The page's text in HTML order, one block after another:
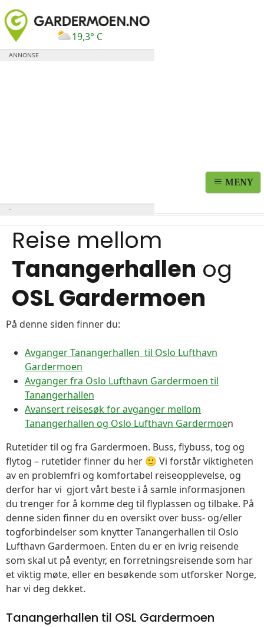
19,3° C
MENY
Reise mellom
Tanangerhallen og
OSL Gardermoen
På denne siden finner du:
Avganger Tanangerhallen til Oslo Lufthavn
Gardermoen
Avganger fra Oslo Lufthavn Gardermoen til
Tanangerhallen
Avansert reisesøk for avganger mellom
Tanangerhallen og Oslo Lufthavn Gardermoen
Rutetider til og fra Gardermoen. Buss, flybuss, tog og
flytog – rutetider finner du her 🙂 Vi forstår viktigheten
av en problemfri og komfortabel reiseopplevelse, og
derfor har vi gjort vårt beste i å samle informasjonen
du trenger for å komme deg til flyplassen og tilbake. På
denne siden finner du en oversikt over buss- og/eller
togforbindelser som knytter Tanangerhallen til Oslo
Lufthavn Gardermoen. Enten du er en ivrig reisende
som skal ut på eventyr, en forretningsreisende som har
et viktig møte, eller en besøkende som utforsker Norge,
har vi deg dekket.
Tanangerhallen til OSL Gardermoen